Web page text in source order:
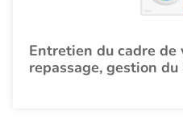
Entretien du cadre de
repassage, gestion